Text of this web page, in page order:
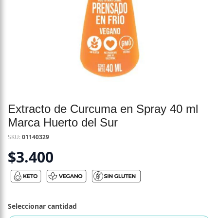
Extracto de Curcuma en Spray 40 ml
Marca Huerto del Sur
SKU:01140329
$3.400
Seleccionar cantidad